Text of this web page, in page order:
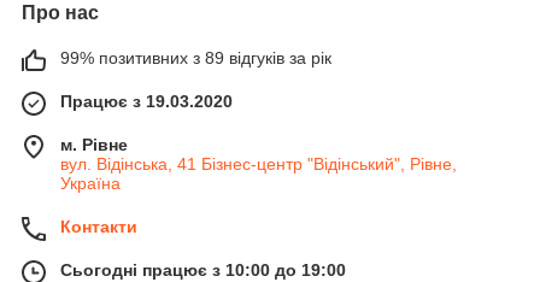
Про нас
99% позитивних з 89 відгуків за рік
Працює з 19.03.2020
м. Рівне
вул. Відінська, 41 Бізнес-центр "Відінський", Рівне,
Україна
Контакти
Сьогодні працює з 10:00 до 19:00